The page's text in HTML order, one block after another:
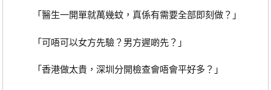
「醫生一開單就萬幾蚊，真係有需要全部即刻做？」
「可唔可以女方先驗？男方遲啲先？」
「香港做太貴，深圳分開檢查會唔會平好多？」